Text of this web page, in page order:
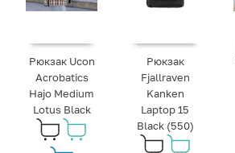
Рюкзак Ucon
Acrobatics
Hajo Medium
Lotus Black
Рюкзак
Fjallraven
Kanken
Laptop 15
Black (550)